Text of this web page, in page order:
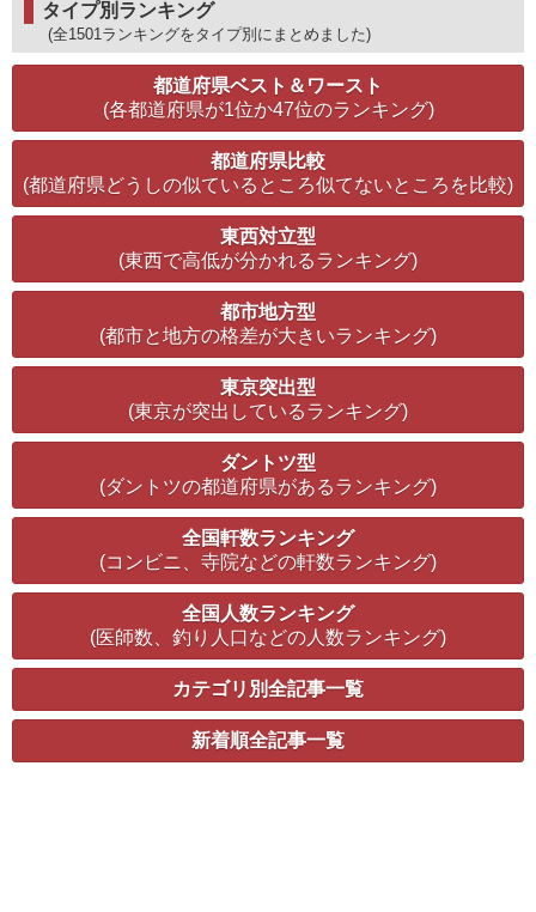
タイプ別ランキング
(全1501ランキングをタイプ別にまとめました)
都道府県ベスト＆ワースト
(各都道府県が1位か47位のランキング)
都道府県比較
(都道府県どうしの似ているところ似てないところを比較)
東西対立型
(東西で高低が分かれるランキング)
都市地方型
(都市と地方の格差が大きいランキング)
東京突出型
(東京が突出しているランキング)
ダントツ型
(ダントツの都道府県があるランキング)
全国軒数ランキング
(コンビニ、寺院などの軒数ランキング)
全国人数ランキング
(医師数、釣り人口などの人数ランキング)
カテゴリ別全記事一覧
新着順全記事一覧